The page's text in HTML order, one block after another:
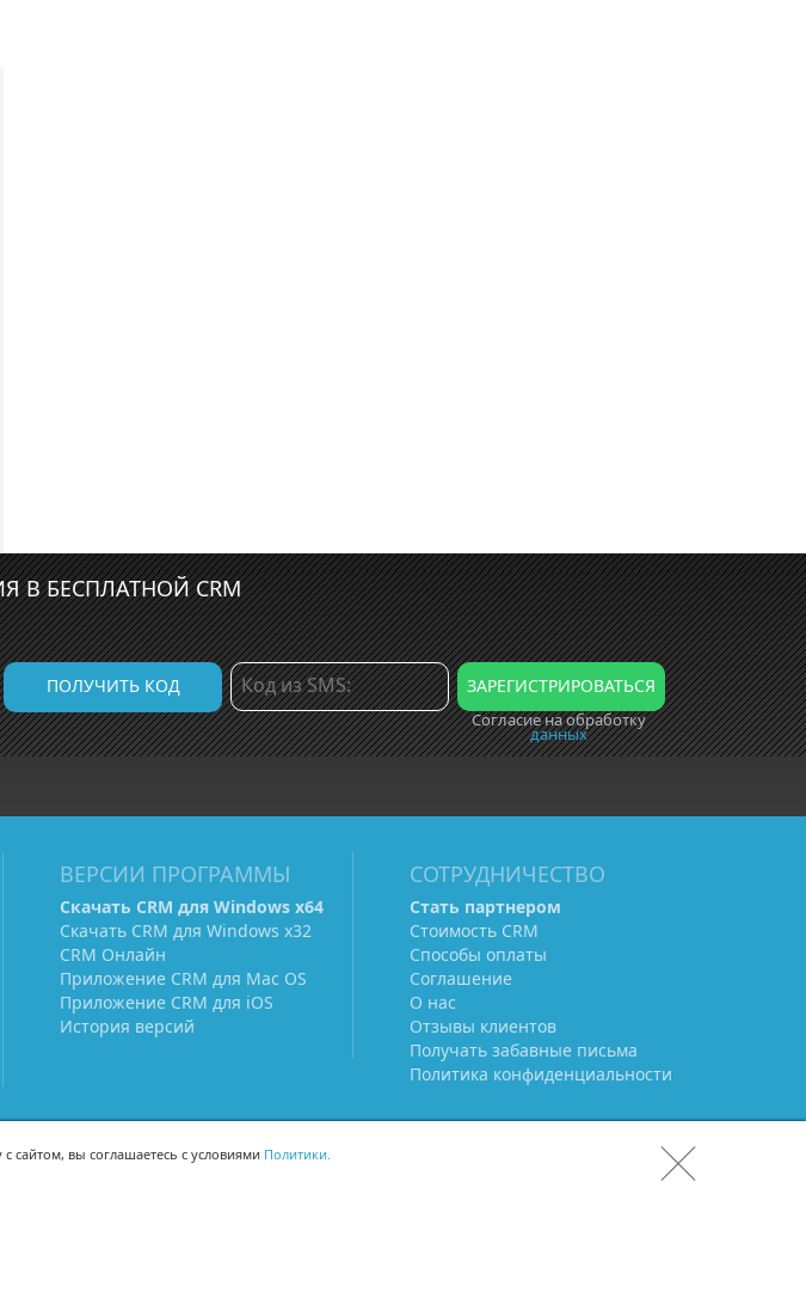
В БЕСПЛАТНОЙ CRM
Согласие на обработку
данных
ВЕРСИИ ПРОГРАММЫ
Скачать CRM для Windows х64
Скачать CRM для Windows х32
CRM Онлайн
Приложение CRM для Mac OS
Приложение CRM для iOS
История версий
СОТРУДНИЧЕСТВО
Стать партнером
Стоимость CRM
Способы оплаты
Соглашение
О нас
Отзывы клиентов
Получать забавные письма
Политика конфиденциальности
сайтом, вы соглашаетесь с условиями Политики.